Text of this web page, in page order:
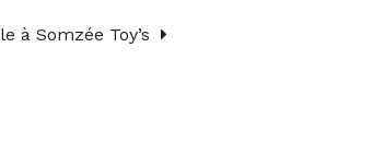
à Somzée Toy’s